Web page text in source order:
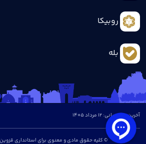
روبیکا
بله
آخرین بروزرسانی: 12 مرداد 1405
© کلیه حقوق مادی و معنوی برای استانداری